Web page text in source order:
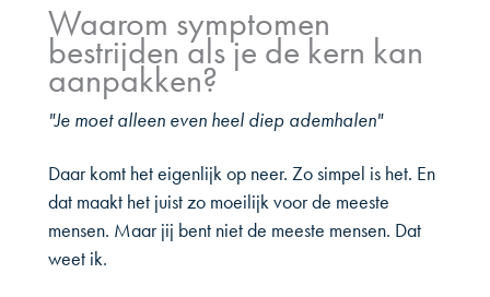
Waarom symptomen
bestrijden als je de kern kan
aanpakken?
"Je moet alleen even heel diep ademhalen"
Daar komt het eigenlijk op neer. Zo simpel is het. En
dat maakt het juist zo moeilijk voor de meeste
mensen. Maar jij bent niet de meeste mensen. Dat
weet ik.